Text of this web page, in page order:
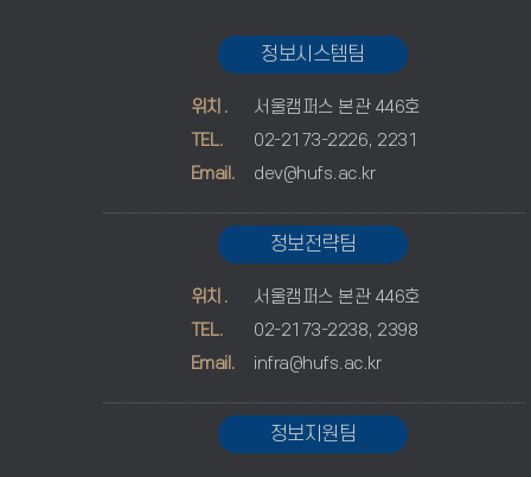
정보시스템팀
위치.
서울캠퍼스 본관 446호
TEL.
02-2173-2226, 2231
Email.
dev@hufs.ac.kr
정보전략팀
위치.
서울캠퍼스 본관 446호
TEL.
02-2173-2238, 2398
Email.
infra@hufs.ac.kr
정보지원팀